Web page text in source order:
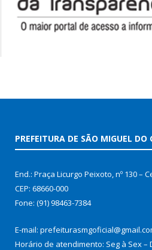
PREFEITURA DE SÃO MIGUEL DO
End.: Praça Licurgo Peixoto, nº 130 –
CEP: 68660-000
Fone: (91) 98463-7384
E-mail:
Horário de atendimento: Seg à Sex –